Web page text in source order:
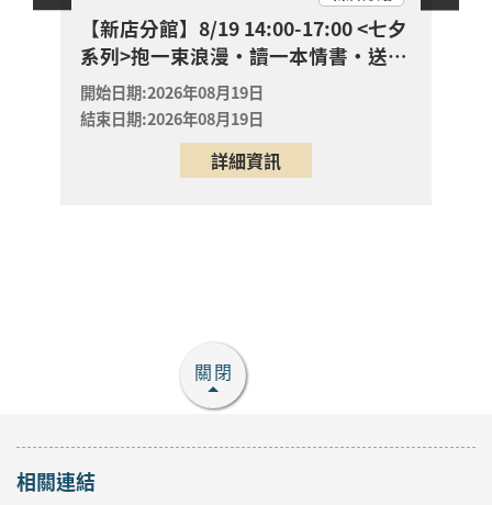
新店分館
【八里龍形圖書閱覽室
嬰幼兒活動】 ? 帶寶貝
一起「彩虹散步去」！
專屬 0-6 歲的色彩第一
堂美學課來囉！ ✨
子共創專屬「生態走讀
地圖」 ?
2026年08月16日
【新店分館】8/19 14:00-17:00 <七夕
系列>抱一束浪漫・讀一本情書・送一
朵玫瑰
開始日期:2026年08月19日
結束日期:2026年08月19日
詳細資訊
關閉
相關連結